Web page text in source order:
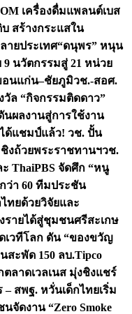
เครื่องดื่มแพลนต์เบส
สร้างกระแสใน
ายประเทศ“ดนุพร” หนุน
9 นวัตกรรมสู่ 21 หน่วย
อนแก่น–ชัยภูมิวช.-สอศ.
ล “กิจกรรมติดดาว”
นผลงานสู่การใช้งาน
ด้แชมป์แล้ว! วช. ปั้น
งถ้วยพระราชทานฯวช.
ThaiPBS จัดศึก “หนู
ว่า 60 ทีมประชัน
ยด้วยวิจัยและ
ายได้สู่ชุมชนศรีสะเกษ
เวทีโลก ดัน “ของขวัญ
สะพัด 150 ลบ.Tipco
ตลาดเวลเนส มุ่งชิงแชร์
สพฐ. หวั่นเด็กไทยเริ่ม
จัดงาน “Zero Smoke